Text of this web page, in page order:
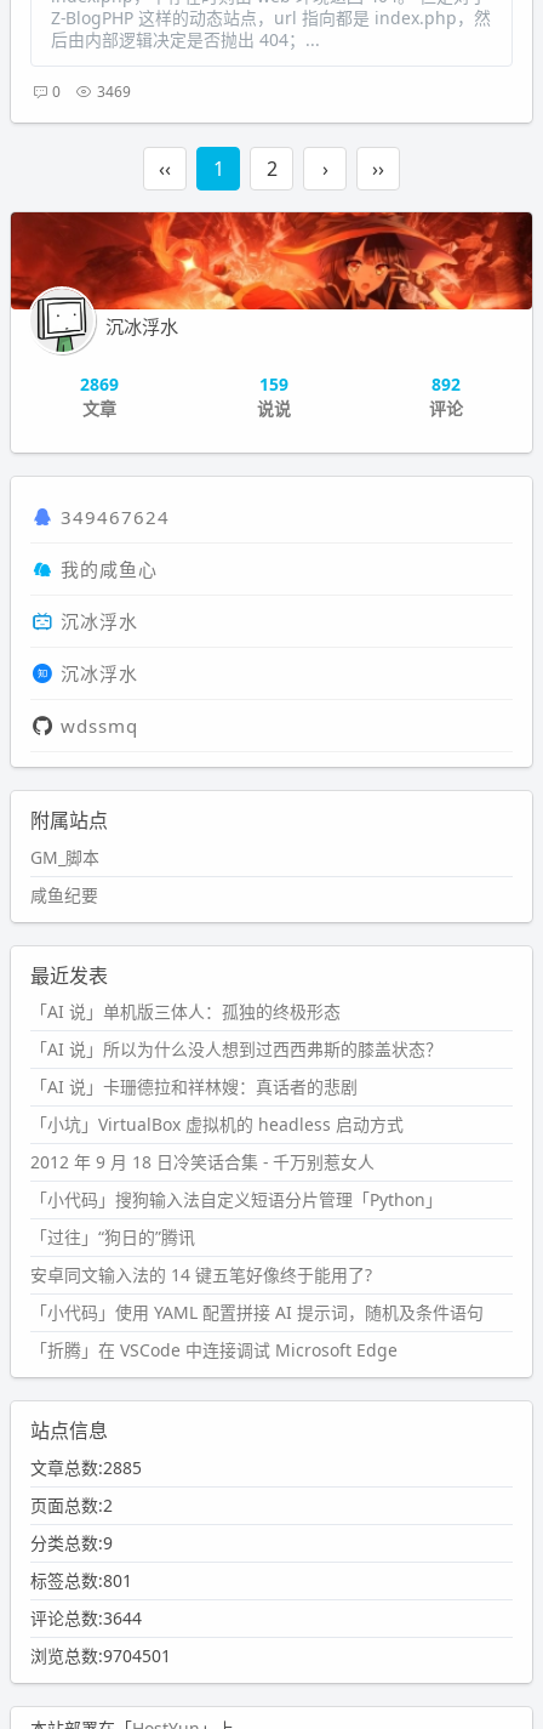
Z-BlogPHP 这样的动态站点，url 指向都是 index.php，然
后由内部逻辑决定是否抛出 404；...
0 3469
‹‹ 1 2 › ››
沉冰浮水
2869
文章
159
说说
892
评论
349467624
我的咸鱼心
沉冰浮水
沉冰浮水
wdssmq
附属站点
GM_脚本
咸鱼纪要
最近发表
「AI 说」单机版三体人：孤独的终极形态
「AI 说」所以为什么没人想到过西西弗斯的膝盖状态？
「AI 说」卡珊德拉和祥林嫂：真话者的悲剧
「小坑」VirtualBox 虚拟机的 headless 启动方式
2012 年 9 月 18 日冷笑话合集 - 千万别惹女人
「小代码」搜狗输入法自定义短语分片管理「Python」
「过往」“狗日的”腾讯
安卓同文输入法的 14 键五笔好像终于能用了?
「小代码」使用 YAML 配置拼接 AI 提示词，随机及条件语句
「折腾」在 VSCode 中连接调试 Microsoft Edge
站点信息
文章总数:2885
页面总数:2
分类总数:9
标签总数:801
评论总数:3644
浏览总数:9704501